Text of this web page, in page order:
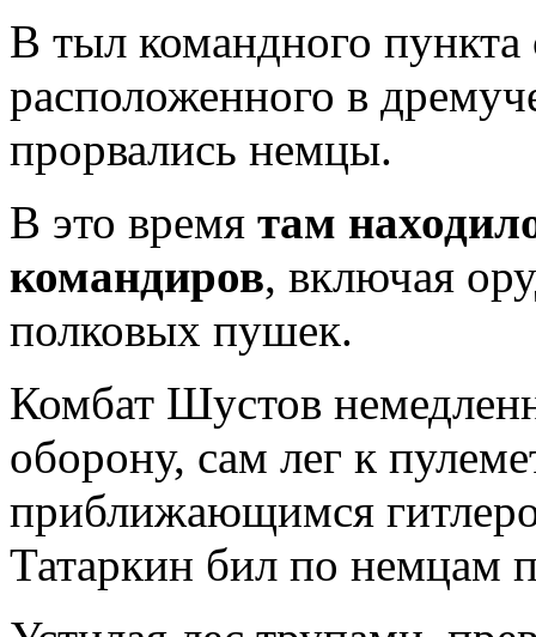
В тыл командного пункта
расположенного в
прорвались немцы.
В это время там
командиров, включая
полковых пушек.
Комбат Шустов
оборону, сам лег к
приближающимся
Татаркин бил по немцам